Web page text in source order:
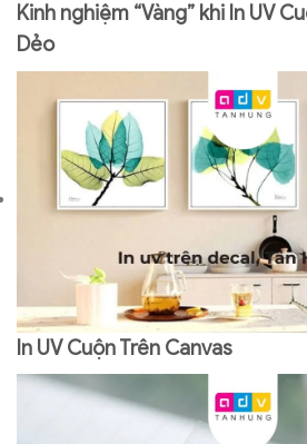
Kinh nghiệm “Vàng” khi In UV
Dẻo
In UV Cuộn Trên Canvas